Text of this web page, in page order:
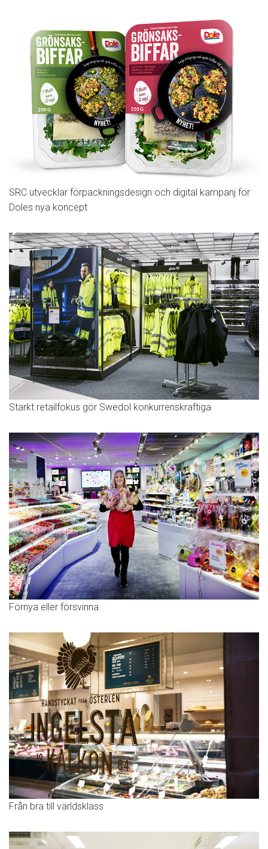
SRC utvecklar förpackningsdesign och digital kampanj för
Doles nya koncept
Starkt retailfokus gör Swedol konkurrenskraftiga
Förnya eller försvinna
Från bra till världsklass